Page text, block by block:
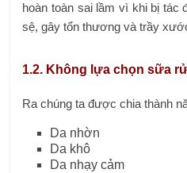
hoàn toàn sai lầm vì khi bị tác
sệ, gây tổn thương và trầy
1.2. Không lựa chọn sữa
Ra chúng ta được chia thành
Da nhờn
Da khô
Da nhạy cảm